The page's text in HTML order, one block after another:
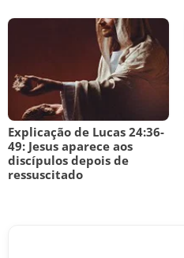
Explicação de Lucas 24:36-
49: Jesus aparece aos
discípulos depois de
ressuscitado